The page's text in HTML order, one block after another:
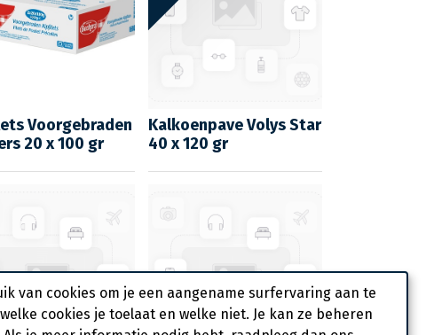
Voorgebraden
20 x 100 gr
Kalkoenpave Volys Star
40 x 120 gr
van cookies om je een aangename surfervaring aan te
cookies je toelaat en welke niet. Je kan ze beheren